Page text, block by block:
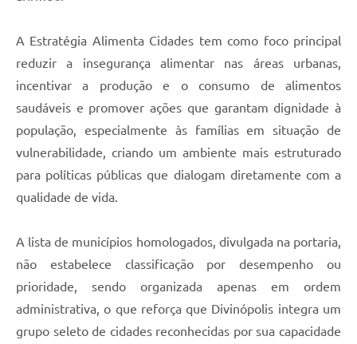
A Estratégia Alimenta Cidades tem como foco principal
reduzir a insegurança alimentar nas áreas urbanas,
incentivar a produção e o consumo de alimentos
saudáveis e promover ações que garantam dignidade à
população, especialmente às famílias em situação de
vulnerabilidade, criando um ambiente mais estruturado
para políticas públicas que dialogam diretamente com a
qualidade de vida.
A lista de municípios homologados, divulgada na portaria,
não estabelece classificação por desempenho ou
prioridade, sendo organizada apenas em ordem
administrativa, o que reforça que Divinópolis integra um
grupo seleto de cidades reconhecidas por sua capacidade